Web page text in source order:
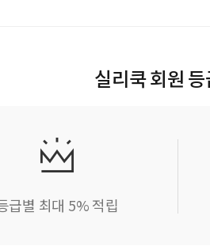
실리쿡 회원
급별 최대 5% 적립